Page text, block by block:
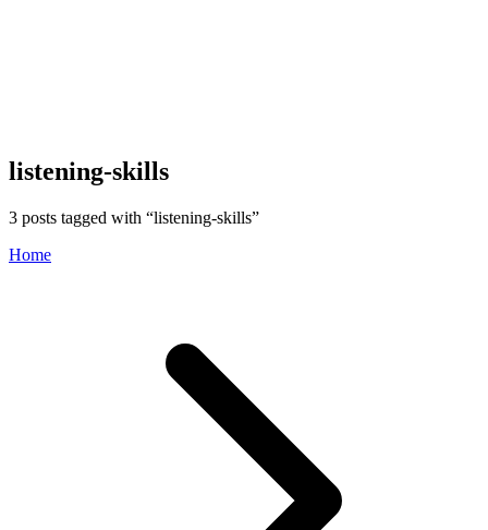
listening-skills
3 posts tagged with “listening-skills”
Home